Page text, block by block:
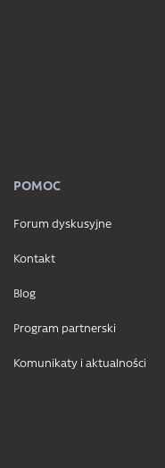
POMOC
Forum dyskusyjne
Kontakt
Blog
Program partnerski
Komunikaty i aktualności